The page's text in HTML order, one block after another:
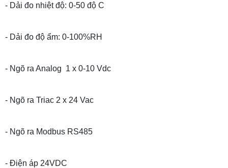
- Dải đo nhiệt độ: 0-50 độ C
- Dải đo độ ẩm: 0-100%RH
- Ngõ ra Analog 1 x 0-10 Vdc
- Ngõ ra Triac 2 x 24 Vac
- Ngõ ra Modbus RS485
- Điện áp 24VDC